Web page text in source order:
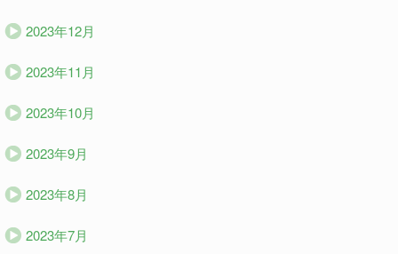
2023年12月
2023年11月
2023年10月
2023年9月
2023年8月
2023年7月